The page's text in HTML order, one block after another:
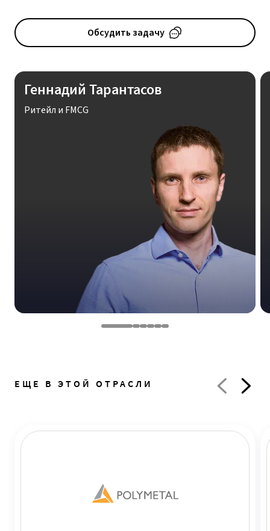
Обсудить задачу
Геннадий Тарантасов
Ритейл и FMCG
ЕЩЕ В ЭТОЙ ОТРАСЛИ